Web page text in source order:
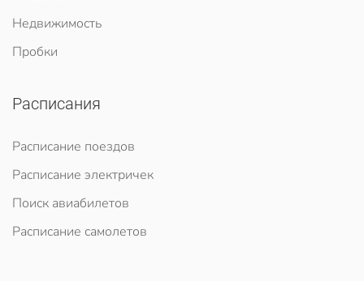
Недвижимость
Пробки
Расписания
Расписание поездов
Расписание электричек
Поиск авиабилетов
Расписание самолетов